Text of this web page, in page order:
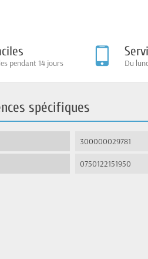
pendant 14 jours Du
spécifiques
300000029781
0750122151950